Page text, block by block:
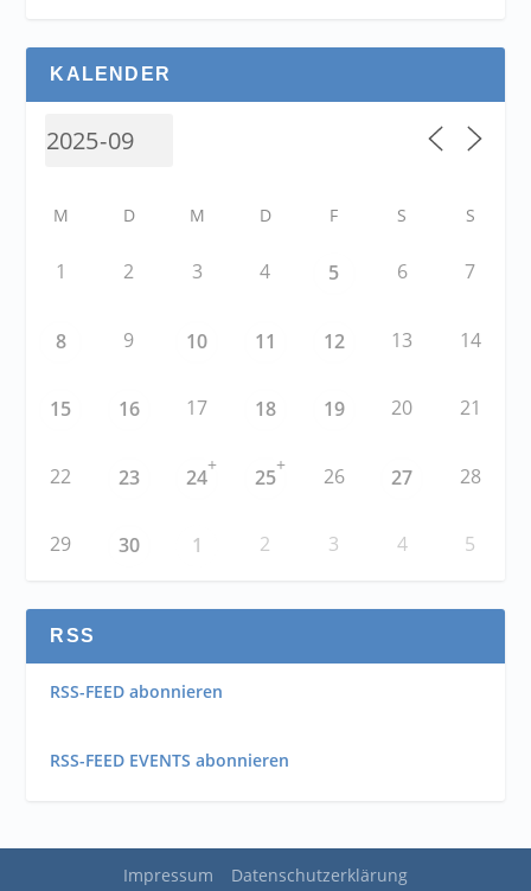
KALENDER
M D M D F S S
1 2 3 4 5 6 7
8 9 10 11 12 13 14
15 16 17 18 19 20 21
22 23 24
+
25
+ 26 27 28
29 30 1 2 3 4 5
RSS
RSS-FEED abonnieren
RSS-FEED EVENTS abonnieren
Impressum Datenschutzerklärung